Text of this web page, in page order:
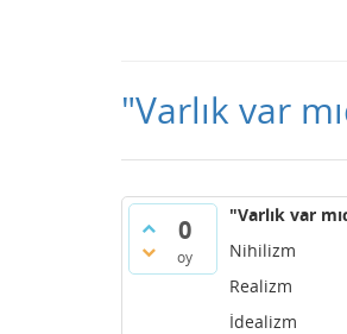
"Varlık var
0
oy
"Varlık var
Nihilizm
Realizm
İdealizm